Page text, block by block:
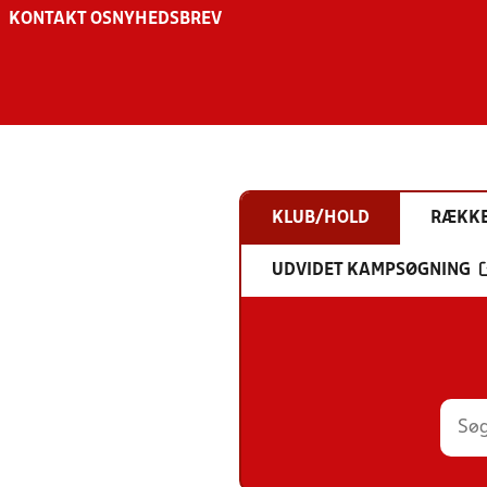
KONTAKT OS NYHEDSBREV
KLUB/HOLD
UDVIDET KAMPSØGNING